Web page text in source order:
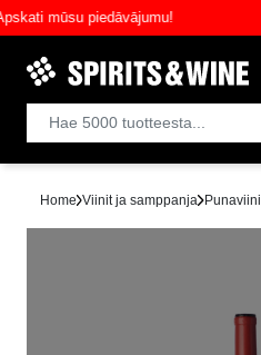
mūsu piedāvājumu!
Home Viinit ja samppanja Punaviini